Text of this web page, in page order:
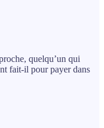
quelqu’un qui
fait-il pour payer dans